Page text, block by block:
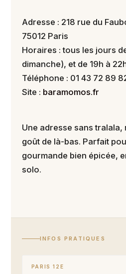
Adresse : 218 rue du
75012 Paris
Horaires : tous les jours
dimanche), et de 19h à
Téléphone : 01 43 72 89
Site : baramomos.fr
Une adresse sans tralala,
goût de là-bas. Parfait
gourmande bien épicée,
solo.
INFOS PRATIQUES
PARIS 12E